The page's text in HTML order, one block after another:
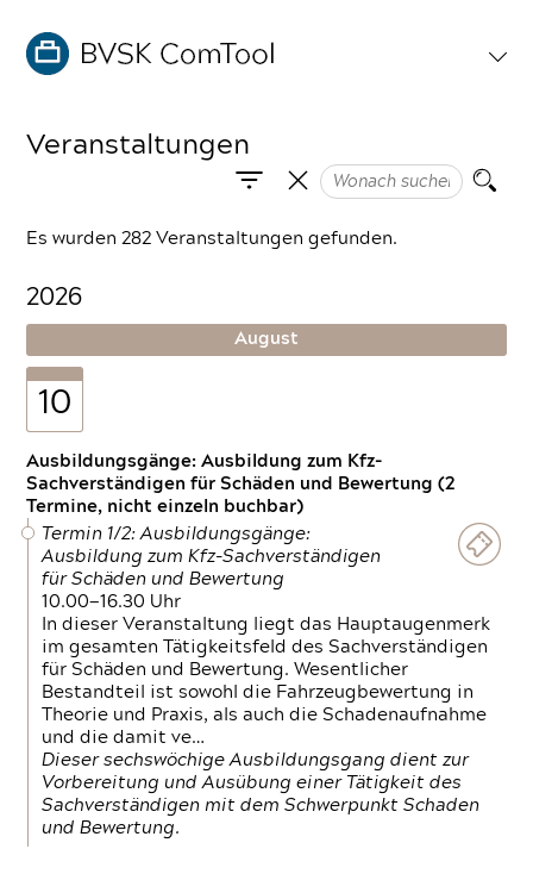
Veranstaltungen
Es wurden 282 Veranstaltungen gefunden.
2026
August
10
Ausbildungsgänge: Ausbildung zum Kfz-
Sachverständigen für Schäden und Bewertung (2
Termine, nicht einzeln buchbar)
Termin 1/2: Ausbildungsgänge:
Ausbildung zum Kfz-Sachverständigen
für Schäden und Bewertung
10.00—16.30 Uhr
In dieser Veranstaltung liegt das Hauptaugenmerk
im gesamten Tätigkeitsfeld des Sachverständigen
für Schäden und Bewertung. Wesentlicher
Bestandteil ist sowohl die Fahrzeugbewertung in
Theorie und Praxis, als auch die Schadenaufnahme
und die damit ve…
Dieser sechswöchige Ausbildungsgang dient zur
Vorbereitung und Ausübung einer Tätigkeit des
Sachverständigen mit dem Schwerpunkt Schaden
und Bewertung.